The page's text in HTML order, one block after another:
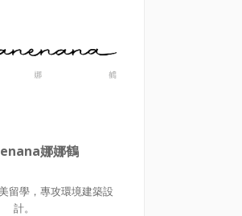
娜娜鶴
留學，專攻環境建築設
計。